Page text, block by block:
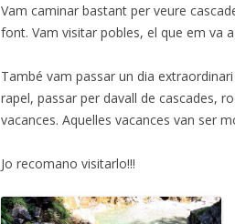
Vam caminar bastant per veure
font. Vam visitar pobles, el que em va
També vam passar un dia
rapel, passar per davall de cascades,
vacances. Aquelles vacances van ser
Jo recomano visitarlo!!!